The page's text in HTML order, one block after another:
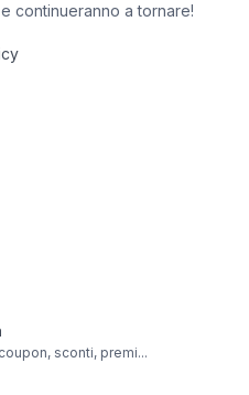
continueranno a tornare!
sconti, premi...